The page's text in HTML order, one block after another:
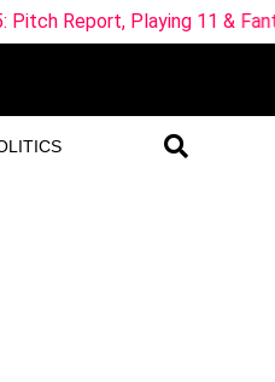
11 & Fantasy Tips ML-